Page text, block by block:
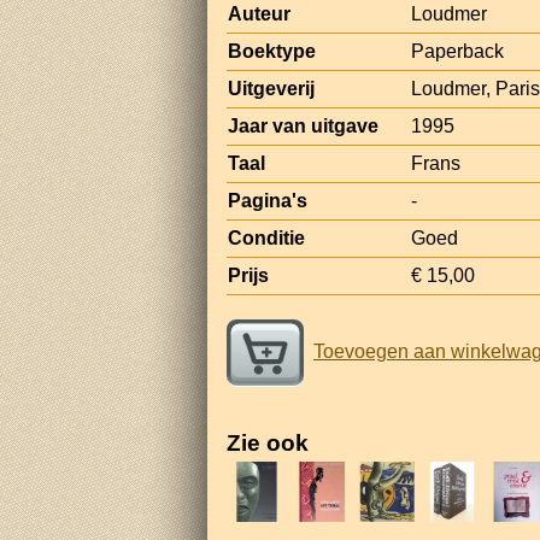
Auteur
Loudmer
Boektype
Paperback
Uitgeverij
Loudmer, Paris
Jaar van uitgave
1995
Taal
Frans
Pagina's
-
Conditie
Goed
Prijs
€ 15,00
Toevoegen aan
Zie ook